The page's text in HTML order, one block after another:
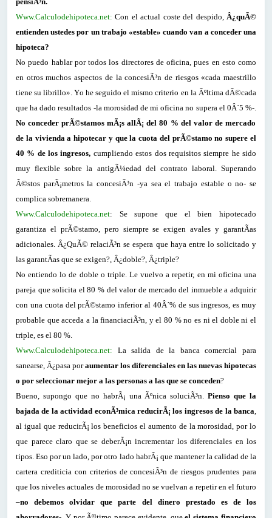
Www.Calculodehipoteca.net: Con el actual coste del despido, Â¿quÃ©
entienden ustedes por un trabajo «estable» cuando van a conceder una
hipoteca?
No puedo hablar por todos los directores de oficina, pues en esto como
en otros muchos aspectos de la concesiÃ³n de riesgos «cada maestrillo
tiene su librillo». Yo he seguido el mismo criterio en la Ãºltima dÃ©cada
que ha dado resultados -la morosidad de mi oficina no supera el 0Â´5 %-.
No conceder prÃ©stamos mÃ¡s allÃ¡ del 80 % del valor de mercado
de la vivienda a hipotecar y que la cuota del prÃ©stamo no supere el
40 % de los ingresos, cumpliendo estos dos requisitos siempre he sido
muy flexible sobre la antigÃ¼edad del contrato laboral. Superando
Ã©stos parÃ¡metros la concesiÃ³n -ya sea el trabajo estable o no- se
complica sobremanera.
Www.Calculodehipoteca.net: Se supone que el bien hipotecado
garantiza el prÃ©stamo, pero siempre se exigen avales y garantÃ­as
adicionales. Â¿QuÃ© relaciÃ³n se espera que haya entre lo solicitado y
las garantÃ­as que se exigen?, Â¿doble?, Â¿triple?
No entiendo lo de doble o triple. Le vuelvo a repetir, en mi oficina una
pareja que solicita el 80 % del valor de mercado del inmueble a adquirir
con una cuota del prÃ©stamo inferior al 40Â´% de sus ingresos, es muy
probable que acceda a la financiaciÃ³n, y el 80 % no es ni el doble ni el
triple, es el 80 %.
Www.Calculodehipoteca.net: La salida de la banca comercial para
sanearse, Â¿pasa poraumentar los diferenciales en las nuevas hipotecas
o por seleccionar mejor a las personas a las que se conceden?
Bueno, supongo que no habrÃ¡ una Ãºnica soluciÃ³n. Pienso que la
bajada de la actividad econÃ³mica reducirÃ¡ los ingresos de la banca,
al igual que reducirÃ¡ los beneficios el aumento de la morosidad, por lo
que parece claro que se deberÃ¡n incrementar los diferenciales en los
tipos. Eso por un lado, por otro lado habrÃ¡ que mantener la calidad de la
cartera crediticia con criterios de concesiÃ³n de riesgos prudentes para
que los niveles actuales de morosidad no se vuelvan a repetir en el futuro
–no debemos olvidar que parte del dinero prestado es de los